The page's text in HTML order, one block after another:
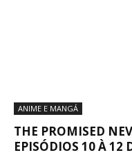
ANIME E MANGÁ
THE PROMISED
EPISÓDIOS 10 À 12